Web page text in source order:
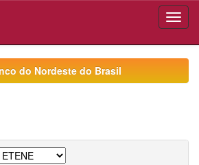
do Nordeste do Brasil